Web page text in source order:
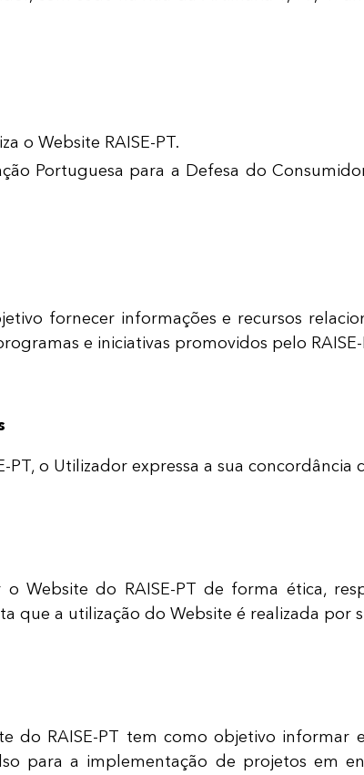
o Website RAISE-PT.
Portuguesa para a Defesa do
fornecer informações e recursos
e iniciativas promovidos pelo RAISE-
o Utilizador expressa a sua concordância
Website do RAISE-PT de forma ética,
que a utilização do Website é realizada por
do RAISE-PT tem como objetivo informar
para a implementação de projetos em